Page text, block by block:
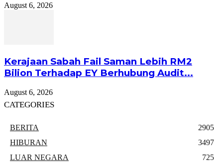
August 6, 2026
Kerajaan Sabah Fail Saman Lebih RM2
Bilion Terhadap EY Berhubung Audit...
August 6, 2026
CATEGORIES
BERITA
2905
HIBURAN
3497
LUAR NEGARA
725